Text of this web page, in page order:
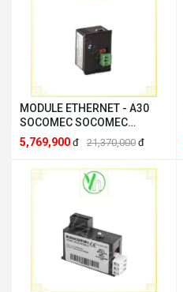
MODULE ETHERNET - A30
SOCOMEC SOCOMEC
ETHERNET - A30
5,769,900 đ 21,370,000 đ